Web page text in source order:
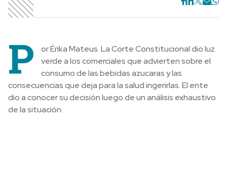
P
or Érika Mateus. La Corte Constitucional dio luz
verde a los comerciales que advierten sobre el
consumo de las bebidas azucaras y las
consecuencias que deja para la salud ingerirlas. El ente
dio a conocer su decisión luego de un análisis exhaustivo
de la situación.